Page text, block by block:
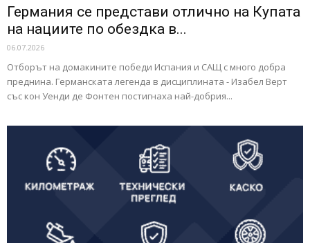
Германия се представи отлично на Купата
на нациите по обездка в...
06.07.2026
Отборът на домакините победи Испания и САЩ с много добра
преднина. Германската легенда в дисциплината - Изабел Верт
със кон Уенди де Фонтен постигнаха най-добрия...